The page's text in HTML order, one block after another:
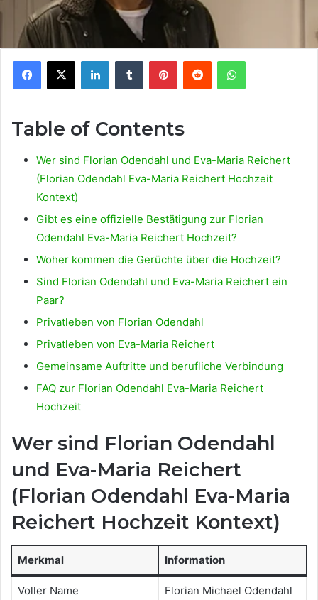
Facebook
X LinkedInTumblr PinterestReddit WhatsApp
Table of Contents
Wer sind Florian Odendahl und Eva-Maria Reichert
(Florian Odendahl Eva-Maria Reichert Hochzeit
Kontext)
Gibt es eine offizielle Bestätigung zur Florian
Odendahl Eva-Maria Reichert Hochzeit?
Woher kommen die Gerüchte über die Hochzeit?
Sind Florian Odendahl und Eva-Maria Reichert ein
Paar?
Privatleben von Florian Odendahl
Privatleben von Eva-Maria Reichert
Gemeinsame Auftritte und berufliche Verbindung
FAQ zur Florian Odendahl Eva-Maria Reichert
Hochzeit
Wer sind Florian Odendahl
und Eva-Maria Reichert
(Florian Odendahl Eva-Maria
Reichert Hochzeit Kontext)
Merkmal Information
Voller Name Florian Michael Odendahl